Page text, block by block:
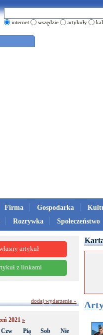
internet wszędzie artykuły
Firma Gospodarka
Rozrywka Społeczeństwo
artykuł
z linkami
2021 »
Czw Pią Sob
Nie
dodaj wydarzenie »